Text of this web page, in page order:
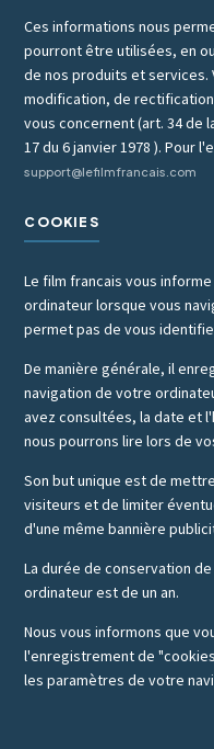
Ces informations nous
pourront être utilisées, en
de nos produits et services.
modification, de
vous concernent (art. 34 de
17 du 6 janvier 1978 ). Pour
support@lefilmfrancais.com
COOKIES
Le film francais vous
ordinateur lorsque vous
permet pas de vous
De manière générale, il
navigation de votre
avez consultées, la date et
nous pourrons lire lors de
Son but unique est de
visiteurs et de limiter
d'une même bannière
La durée de conservation
ordinateur est de un an.
Nous vous informons que
l'enregistrement de
les paramètres de votre